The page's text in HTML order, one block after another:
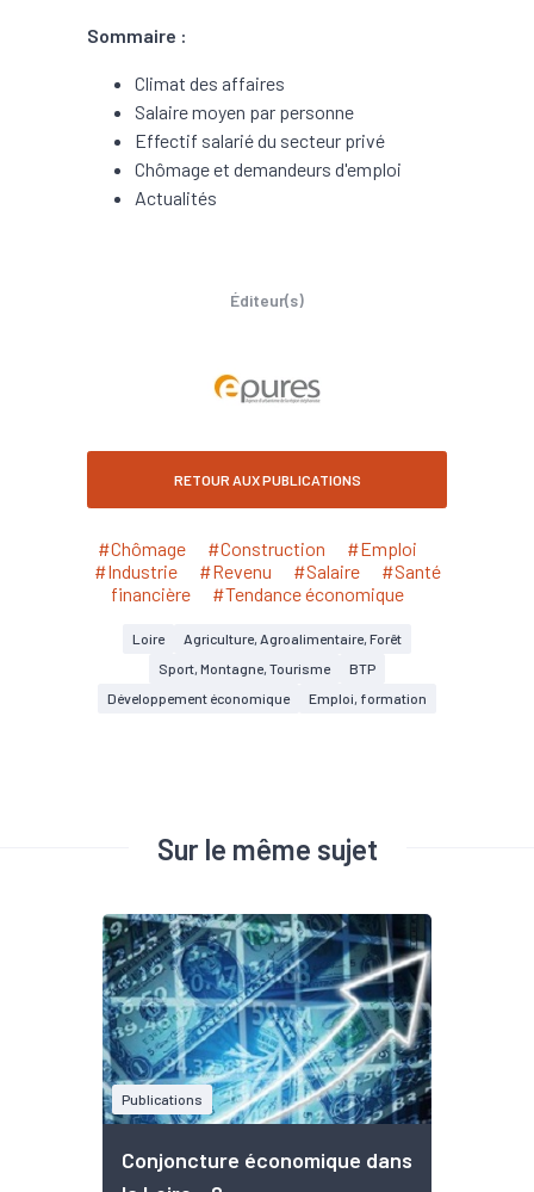
Sommaire :
Climat des affaires
Salaire moyen par personne
Effectif salarié du secteur privé
Chômage et demandeurs d'emploi
Actualités
Éditeur(s)
RETOUR AUX PUBLICATIONS
#Chômage #Construction
#Emploi
#Industrie
#Revenu #Salaire
#Santé
financière
#Tendance économique
Loire
Agriculture, Agroalimentaire, Forêt
Sport, Montagne, Tourisme
BTP
Développement économique
Emploi, formation
Sur le même sujet
Publications
Conjoncture économique dans